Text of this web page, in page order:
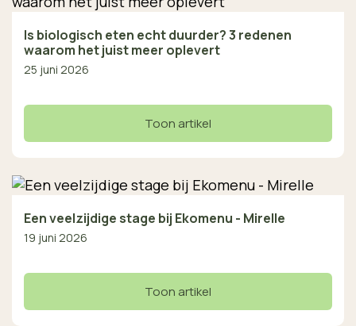
Is biologisch eten echt duurder? 3 redenen
waarom het juist meer oplevert
25 juni 2026
Toon artikel
Een veelzijdige stage bij Ekomenu - Mirelle
19 juni 2026
Toon artikel